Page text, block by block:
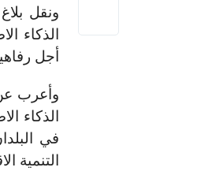
ونقل
الذكاء
أجل
وأعرب
الذكاء
في
التنمية